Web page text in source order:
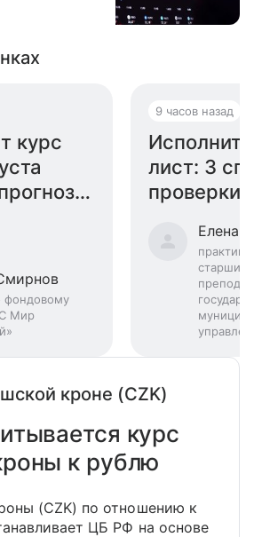
курс
фондовому
Мир
9 часов назад
лист: 3
проверки
Елена
старший
кроне (CZK)
курс
к рублю
(CZK) по отношению к
ЦБ РФ на основе